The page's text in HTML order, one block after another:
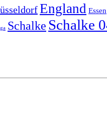
England Essen
Schalke Schalke